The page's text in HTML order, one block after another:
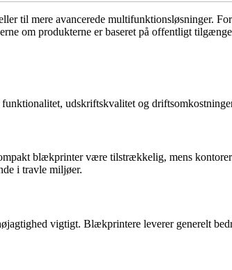
til mere avancerede multifunktionsløsninger.
om produkterne er baseret på offentligt
udskriftskvalitet og
blækprinter være tilstrækkelig, mens
i travle miljøer.
vigtigt. Blækprintere leverer generelt